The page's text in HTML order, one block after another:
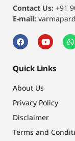
Contact Us: +91
E-mail:
Quick Links
About Us
Privacy Policy
Disclaimer
Terms and